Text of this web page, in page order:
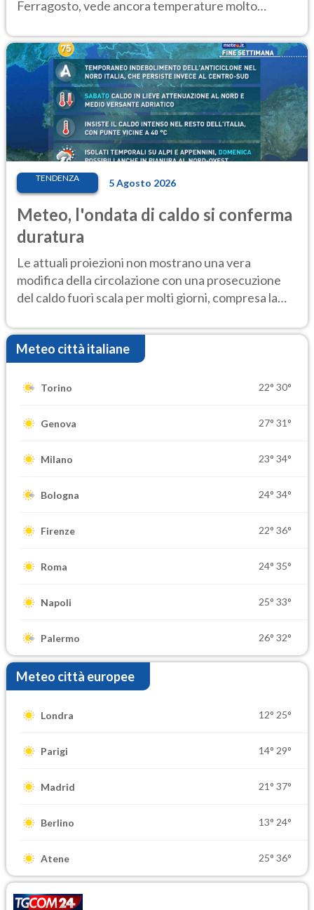
Ferragosto, vede ancora temperature molto
TENDENZA 5 Agosto 2026
Meteo, l'ondata di caldo si conferma
duratura
Le attuali proiezioni non mostrano una vera
modifica della circolazione con una prosecuzione
del caldo fuori scala per molti giorni, compresa la
Meteo città italiane
Torino 22° 30°
Genova 27° 31°
Milano 23° 34°
Bologna 24° 34°
Firenze 22° 36°
Roma 24° 35°
Napoli 25° 33°
Palermo 26° 32°
Meteo città europee
Londra 12° 25°
Parigi 14° 29°
Madrid 21° 37°
Berlino 13° 24°
Atene 25° 36°